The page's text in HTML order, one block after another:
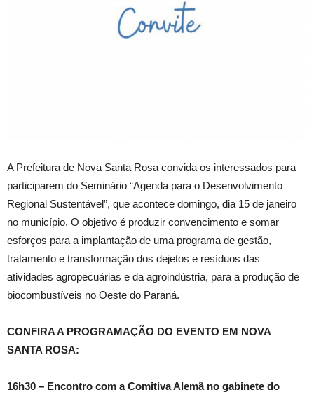
A Prefeitura de Nova Santa Rosa convida os interessados para
participarem do Seminário “Agenda para o Desenvolvimento
Regional Sustentável”, que acontece domingo, dia 15 de janeiro
no município. O objetivo é produzir convencimento e somar
esforços para a implantação de uma programa de gestão,
tratamento e transformação dos dejetos e resíduos das
atividades agropecuárias e da agroindústria, para a produção de
biocombustíveis no Oeste do Paraná.
CONFIRA A PROGRAMAÇÃO DO EVENTO EM NOVA
SANTA ROSA:
16h30 – Encontro com a Comitiva Alemã no gabinete do